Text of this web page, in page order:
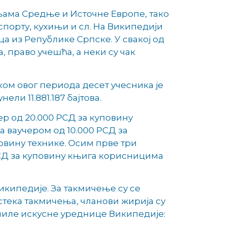
Средње и Источне Европе, тако
кухињи и сл. На Википедији
из Републике Српске. У свакој од
право учешћа, а неки су чак
овог периода десет учесника је
11.881.187 бајтова.
од 20.000 РСД за куповину
ваучером од 10.000 РСД за
технике. Осим прве три
за куповину књига корисницима
За такмичење су се
такмичења, чланови жирија су
искусне уреднице Википедије: